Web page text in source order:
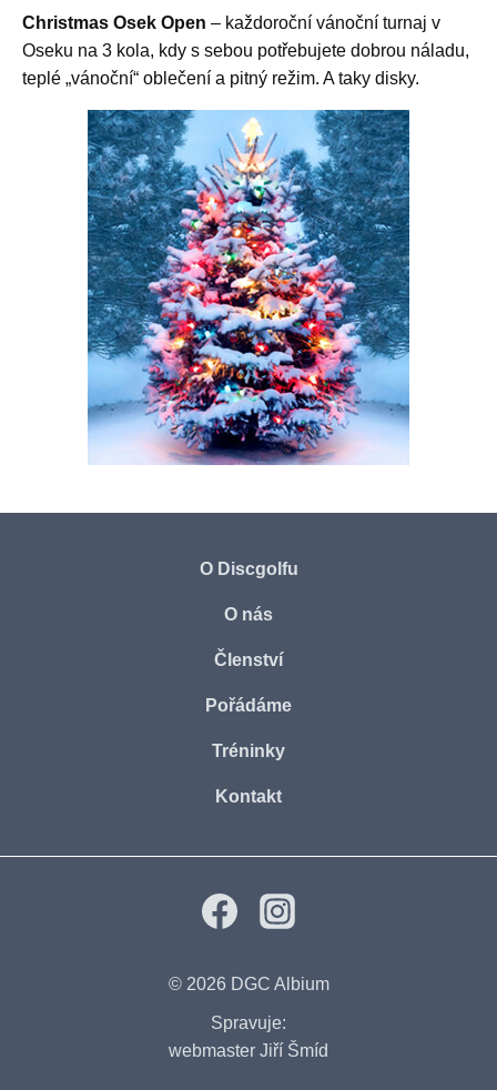
Christmas Osek Open – každoroční vánoční turnaj v
Oseku na 3 kola, kdy s sebou potřebujete dobrou náladu,
teplé „vánoční“ oblečení a pitný režim. A taky disky.
O Discgolfu
O nás
Členství
Pořádáme
Tréninky
Kontakt
© 2026 DGC Albium
Spravuje:
webmaster Jiří Šmíd